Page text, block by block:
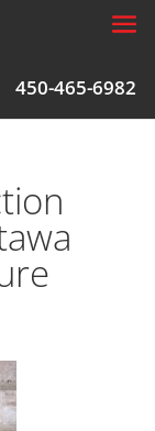
450-465-6982